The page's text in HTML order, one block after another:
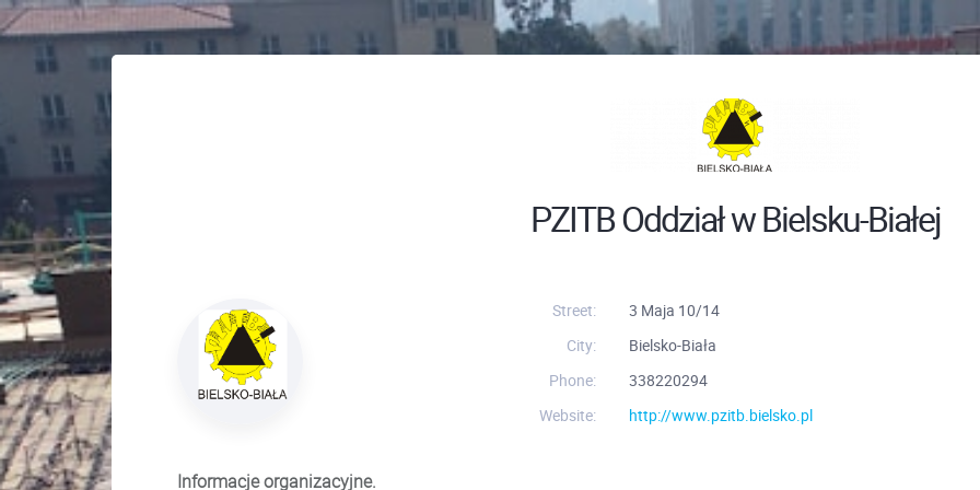
PZITB Oddział w Bielsku-Białej
Street:
3 Maja 10/14
City:
Bielsko-Biała
Phone:
338220294
Website:
http://www.pzitb.bielsko.pl
Informacje organizacyjne.